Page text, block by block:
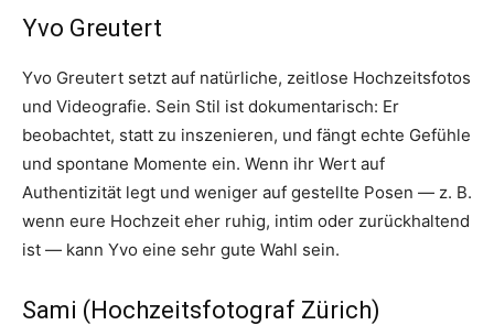
Yvo Greutert
Yvo Greutert setzt auf natürliche, zeitlose Hochzeitsfotos
und Videografie. Sein Stil ist dokumentarisch: Er
beobachtet, statt zu inszenieren, und fängt echte Gefühle
und spontane Momente ein. Wenn ihr Wert auf
Authentizität legt und weniger auf gestellte Posen — z. B.
wenn eure Hochzeit eher ruhig, intim oder zurückhaltend
ist — kann Yvo eine sehr gute Wahl sein.
Sami (Hochzeitsfotograf Zürich)